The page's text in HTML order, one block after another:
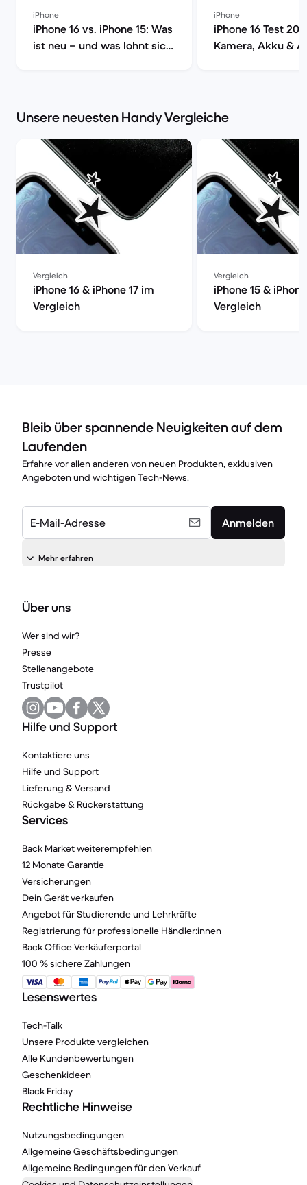
iPhone
iPhone 16 vs. iPhone 15: Was
ist neu – und was lohnt sich
iPhone
iPhone 16 Test
Kamera, Akku &
Unsere neuesten Handy Vergleiche
Vergleich
iPhone 16 & iPhone 17 im
Vergleich
Vergleich
iPhone 15 &
Vergleich
Bleib über spannende Neuigkeiten auf dem
Laufenden
Erfahre vor allen anderen von neuen Produkten, exklusiven
Angeboten und wichtigen Tech-News.
E-Mail-Adresse Anmelden
Mehr erfahren
Über uns
Wer sind wir?
Presse
Stellenangebote
Trustpilot
Hilfe und Support
Kontaktiere uns
Hilfe und Support
Lieferung & Versand
Rückgabe & Rückerstattung
Services
Back Market weiterempfehlen
12 Monate Garantie
Versicherungen
Dein Gerät verkaufen
Angebot für Studierende und Lehrkräfte
Registrierung für professionelle Händler:innen
Back Office Verkäuferportal
100 % sichere Zahlungen
Lesenswertes
Tech-Talk
Unsere Produkte vergleichen
Alle Kundenbewertungen
Geschenkideen
Black Friday
Rechtliche Hinweise
Nutzungsbedingungen
Allgemeine Geschäftsbedingungen
Allgemeine Bedingungen für den Verkauf